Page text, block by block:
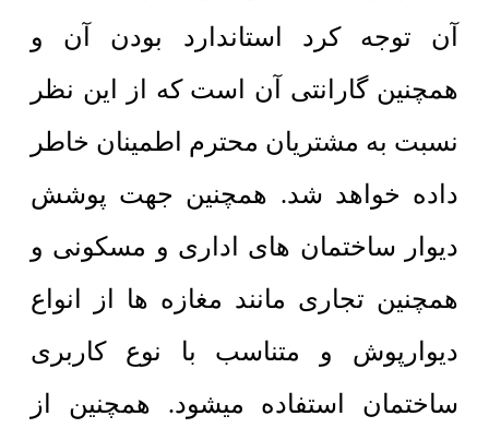
آن توجه کرد استاندارد بودن آن و
همچنین گارانتی آن است که از این نظر
نسبت به مشتریان محترم اطمینان خاطر
داده خواهد شد. همچنین جهت پوشش
دیوار ساختمان های اداری و مسکونی و
همچنین تجاری مانند مغازه ها از انواع
دیوارپوش و متناسب با نوع کاربری
ساختمان استفاده میشود. همچنین از